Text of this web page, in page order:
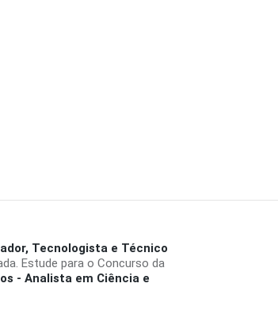
Tecnologista e Técnico
Estude para o Concurso da
- Analista em Ciência e